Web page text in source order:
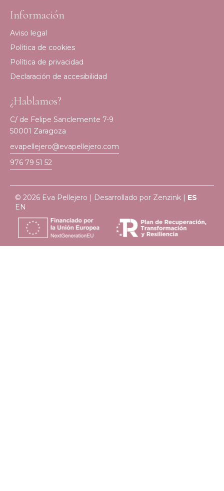
Información
Aviso legal
Política de cookies
Política de privacidad
Declaración de accesibilidad
¿Hablamos?
C/ de Felipe Sanclemente 7-9
50001 Zaragoza
evapellejero@evapellejero.com
976 79 51 52
© 2026 Eva Pellejero | Desarrollado por Zenzink
ES
EN